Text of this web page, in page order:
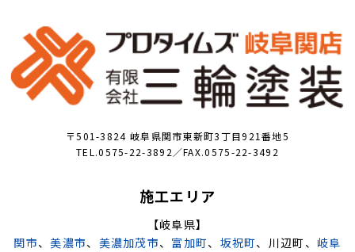
〒501-3824 岐阜県関市東新町3丁目921番地5
TEL.0575-22-3892／FAX.0575-22-3492
施工エリア
【岐阜県】
関市、美濃市、 美濃加茂市、 富加町、 坂祝町、川辺町、 岐阜